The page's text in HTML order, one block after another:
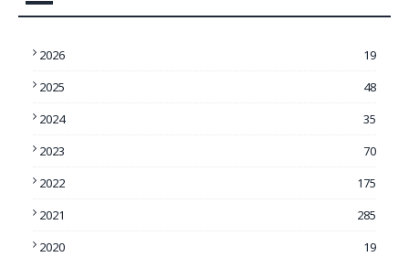
2026
19
2025
48
2024
35
2023
70
2022
175
2021
285
2020
19